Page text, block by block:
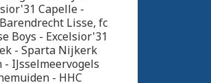
Capelle -
Lisse, fc
Boys - Excelsior'31
- Sparta Nijkerk
IJsselmeervogels
- HHC